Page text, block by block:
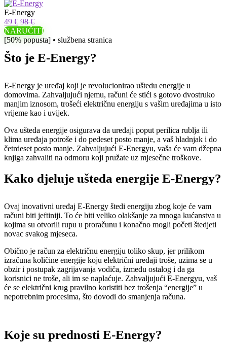
E-Energy
49 € 98 €
NARUČITI
[50% popusta] • službena stranica
Što je E-Energy?
E-Energy je uređaj koji je revolucionirao uštedu energije u
domovima. Zahvaljujući njemu, računi će stići s gotovo dvostruko
manjim iznosom, trošeći električnu energiju s vašim uređajima u isto
vrijeme kao i uvijek.
Ova ušteda energije osigurava da uređaji poput perilica rublja ili
klima uređaja potroše i do pedeset posto manje, a vaš hladnjak i do
četrdeset posto manje. Zahvaljujući E-Energyu, vaša će vam džepna
knjiga zahvaliti na odmoru koji pružate uz mjesečne troškove.
Kako djeluje ušteda energije E-Energy?
Ovaj inovativni uređaj E-Energy štedi energiju zbog koje će vam
računi biti jeftiniji. To će biti veliko olakšanje za mnoga kućanstva u
kojima su otvorili rupu u proračunu i konačno mogli početi štedjeti
novac svakog mjeseca.
Obično je račun za električnu energiju toliko skup, jer prilikom
izračuna količine energije koju električni uređaji troše, uzima se u
obzir i postupak zagrijavanja vodiča, između ostalog i da ga
korisnici ne troše, ali im se naplaćuje. Zahvaljujući E-Energyu, vaš
će se električni krug pravilno koristiti bez trošenja “energije” u
nepotrebnim procesima, što dovodi do smanjenja računa.
Koje su prednosti E-Energy?